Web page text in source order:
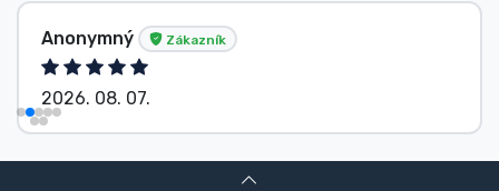
Anonymný Zákazník
2026. 08. 07.